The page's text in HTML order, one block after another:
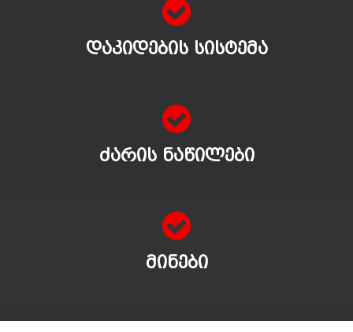
ᲓᲐᲙᲘᲓᲔᲑᲘᲡ ᲡᲘᲡᲢᲔᲛᲐ
ᲫᲐᲠᲘᲡ ᲜᲐᲬᲘᲚᲔᲑᲘ
ᲛᲘᲜᲔᲑᲘ